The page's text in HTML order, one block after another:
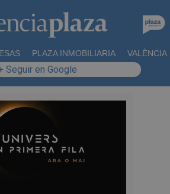
PLAZA INMOBILIARIA VALÈNCIA
Seguir en Google